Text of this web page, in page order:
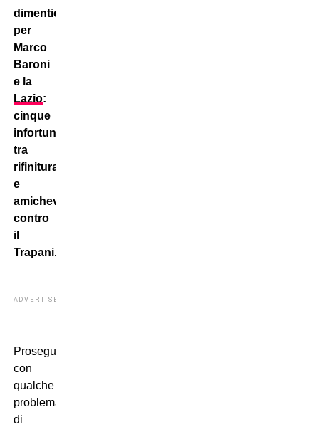
dimenticare
per
Marco
Baroni
e la
Lazio:
cinque
infortunati
tra
rifinitura
e
amichevole
contro
il
Trapani.
ADVERTISEMENT
Prosegue,
con
qualche
problema
di